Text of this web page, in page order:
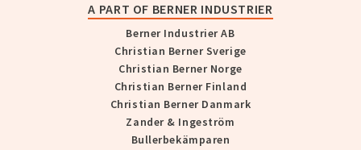
A PART OF BERNER INDUSTRIER
Berner Industrier AB
Christian Berner Sverige
Christian Berner Norge
Christian Berner Finland
Christian Berner Danmark
Zander & Ingeström
Bullerbekämparen